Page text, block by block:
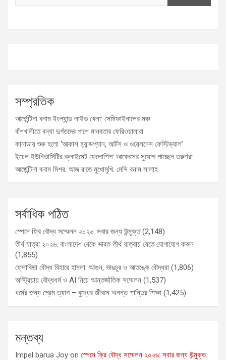
সম্প্রতিক
আর্জেন্টিনা বনাম ইংল্যান্ড লাইভ খেলা: সেমিফাইনালের মঞ্চ
বাঁশখালীতে বন্যা দুর্গতদের পাশে মানবতার ফেরিওয়ালারা
কানাডায় শুরু হলো ‘আকাশ হ্যান্ডপ্যান, আর্টস ও ওয়েলনেস ফেস্টিভ্যাল’
ইয়েল ইউনিভার্সিটির ক্লাইমেট ফেলোশিপ: আবেদনের সুযোগ পাচ্ছেন তরুণরা
আর্জেন্টিনা বনাম মিশর: আজ রাতে মুখোমুখি: মেসি বনাম সালাহ
সর্বাধিক পঠিত
স্পেনে ফ্রি বৌদ্ধ সম্মেলন ২০২৬: সবার জন্য উন্মুক্ত (2,148)
তীর্থ যাত্রা ২০২৬: বাংলাদেশ থেকে ভারত তীর্থ যাত্রায় যেতে যোগাযোগ করুন
(1,855)
ফ্লোরিডা বৌদ্ধ বিহারে হামলা: আগুন, ভাঙচুর ও আতঙ্কে বৌদ্ধরা (1,806)
অস্ট্রিয়ায় বৌদ্ধধর্ম ও AI নিয়ে আন্তর্জাতিক সম্মেলন (1,537)
ধর্মের জন্য প্রেম ত্যাগ – বুদ্ধের জীবনে অনন্ত শান্তির শিক্ষা (1,425)
মন্তব্য
Impel barua Joy on স্পেনে ফ্রি বৌদ্ধ সম্মেলন ২০২৬: সবার জন্য উন্মুক্ত